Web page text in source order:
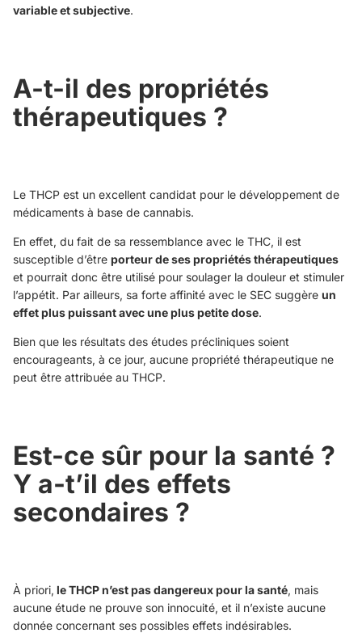
variable et subjective.
A-t-il des propriétés
thérapeutiques ?
Le THCP est un excellent candidat pour le développement de
médicaments à base de cannabis.
En effet, du fait de sa ressemblance avec le THC, il est
susceptible d’être porteur de ses propriétés thérapeutiques
et pourrait donc être utilisé pour soulager la douleur et stimuler
l’appétit. Par ailleurs, sa forte affinité avec le SEC suggère un
effet plus puissant avec une plus petite dose.
Bien que les résultats des études précliniques soient
encourageants, à ce jour, aucune propriété thérapeutique ne
peut être attribuée au THCP.
Est-ce sûr pour la santé ?
Y a-t’il des effets
secondaires ?
À priori, le THCP n’est pas dangereux pour la santé, mais
aucune étude ne prouve son innocuité, et il n’existe aucune
donnée concernant ses possibles effets indésirables.